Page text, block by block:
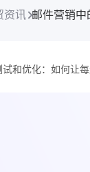
资讯 邮件营销中
试和优化：如何让